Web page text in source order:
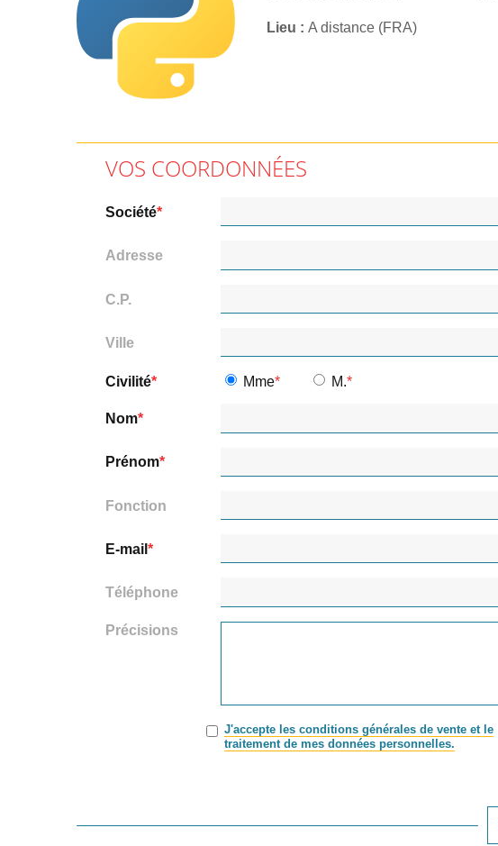
Lieu A distance (FRA)
VOS COORDONNÉES
Société
Adresse
C.P.
Ville
Civilité Mme M.
Nom
Prénom
Fonction
E-mail
Téléphone
Précisions
J'accepte les conditions générales de vente et le
traitement de mes données personnelles.